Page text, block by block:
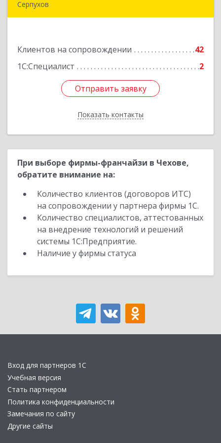
Серпухов
Клиентов на сопровождении
42
1С:Специалист
2
Отправить заявку
Показать контакты
Подробнее
Отправить заявку
Назад
При выборе фирмы-франчайзи в Чехове,
обратите внимание на:
Количество клиентов (договоров ИТС)
на сопровождении у партнера фирмы 1С.
Количество специалистов, аттестованных
на внедрение технологий и решений
системы 1С:Предприятие.
Наличие у фирмы статуса
Вход для партнеров 1С
Учебная версия
Стать партнером
Политика конфиденциальности
Замечания по сайту
Другие сайты